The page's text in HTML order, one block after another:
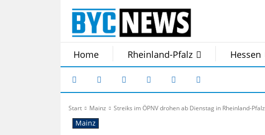
Home Rheinland-Pfalz Hessen
Start Mainz Streiks im ÖPNV drohen ab Dienstag in Rheinland-Pfalz
Mainz